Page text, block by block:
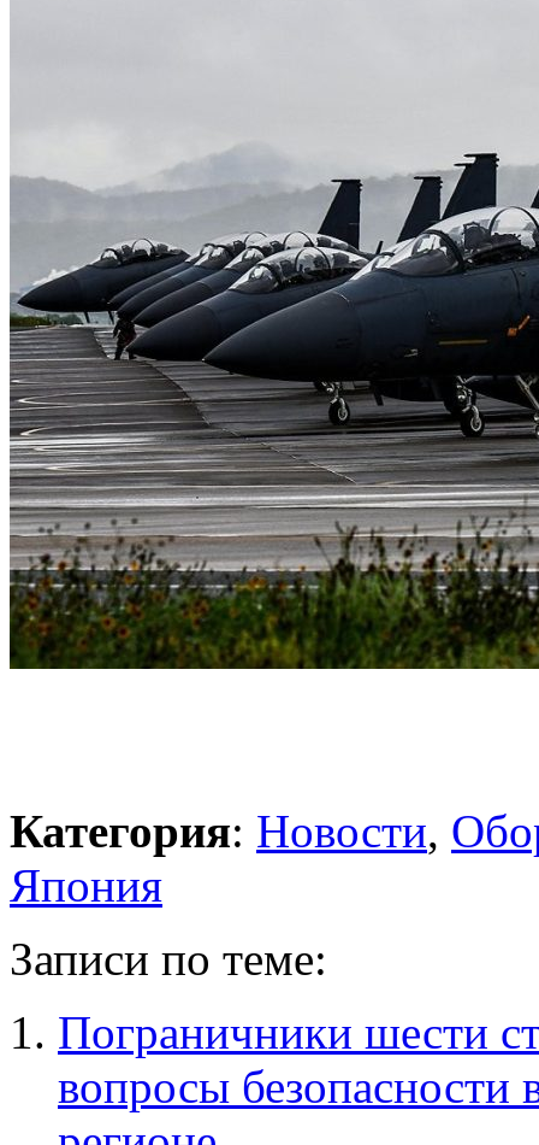
Категория: Новости,
Япония
Записи по теме:
Пограничники шести
вопросы безопасности